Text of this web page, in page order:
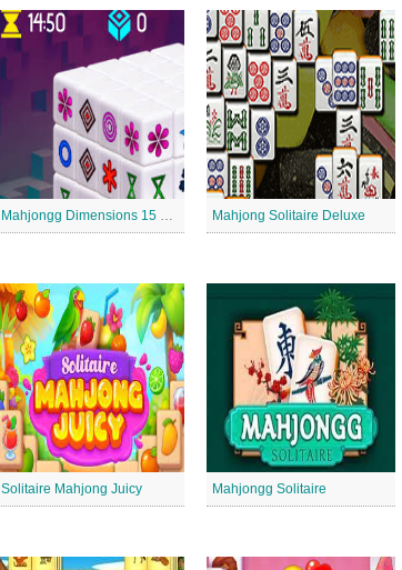
Mahjongg Dimensions 15 Minutes Mahjong Solitaire Deluxe
Solitaire Mahjong Juicy Mahjongg Solitaire